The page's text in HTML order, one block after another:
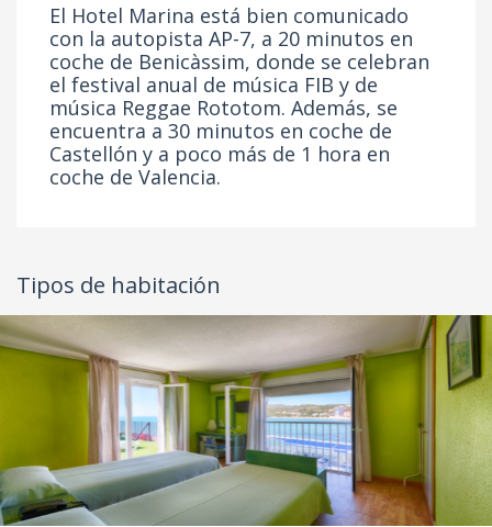
El Hotel Marina está bien comunicado
con la autopista AP-7, a 20 minutos en
coche de Benicàssim, donde se celebran
el festival anual de música FIB y de
música Reggae Rototom. Además, se
encuentra a 30 minutos en coche de
Castellón y a poco más de 1 hora en
coche de Valencia.
Tipos de habitación